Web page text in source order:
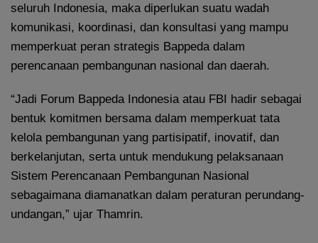
seluruh Indonesia, maka diperlukan suatu wadah
komunikasi, koordinasi, dan konsultasi yang mampu
memperkuat peran strategis Bappeda dalam
perencanaan pembangunan nasional dan daerah.
“Jadi Forum Bappeda Indonesia atau FBI hadir sebagai
bentuk komitmen bersama dalam memperkuat tata
kelola pembangunan yang partisipatif, inovatif, dan
berkelanjutan, serta untuk mendukung pelaksanaan
Sistem Perencanaan Pembangunan Nasional
sebagaimana diamanatkan dalam peraturan perundang-
undangan,” ujar Thamrin.